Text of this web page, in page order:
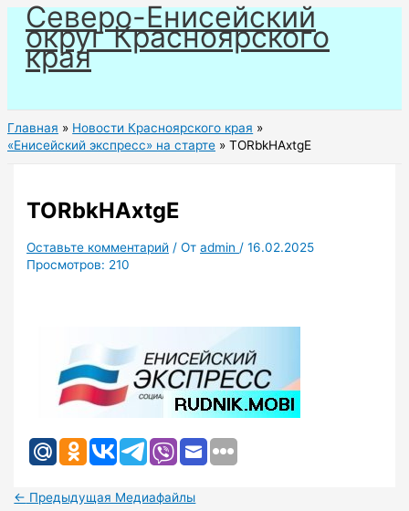
Перейти
содержимому
Северо-Енисейский
округ Красноярского
края
Главная
Новости Красноярского края
«Енисейский экспресс» на старте
TORbkHAxtgE
TORbkHAxtgE
Оставьте комментарий / Отadmin /16.02.2025
Просмотров: 210
← Предыдущая Медиафайлы